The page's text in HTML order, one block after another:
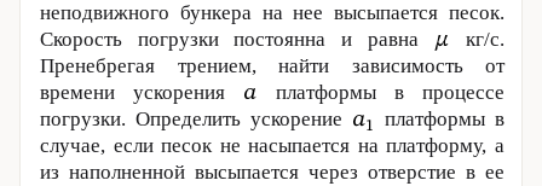
неподвижного бункера на нее высыпается песок.
Скорость погрузки постоянна и равна
кг/с.
Пренебрегая трением, найти зависимость от
времени ускорения
платформы в процессе
погрузки. Определить ускорение
платформы в
случае, если песок не насыпается на платформу, а
из наполненной высыпается через отверстие в ее